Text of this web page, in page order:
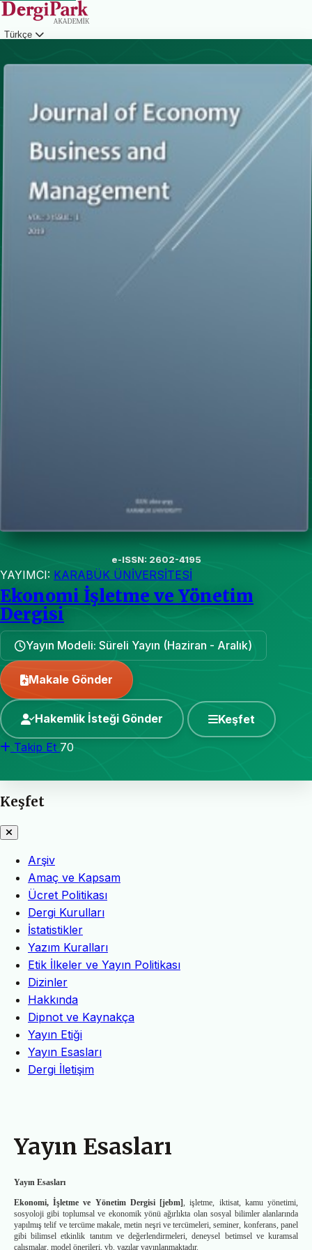
Türkçe
e-ISSN: 2602-4195
YAYIMCI: KARABÜK ÜNİVERSİTESİ
Ekonomi İşletme ve Yönetim
Dergisi
Yayın Modeli: Süreli Yayın (Haziran - Aralık)
Makale Gönder
Hakemlik İsteği Gönder Keşfet
Takip Et 70
Keşfet
Arşiv
Amaç ve Kapsam
Ücret Politikası
Dergi Kurulları
İstatistikler
Yazım Kuralları
Etik İlkeler ve Yayın Politikası
Dizinler
Hakkında
Dipnot ve Kaynakça
Yayın Etiği
Yayın Esasları
Dergi İletişim
Yayın Esasları
Yayın Esasları
Ekonomi, İşletme ve Yönetim Dergisi [jebm] , işletme, iktisat, kamu yönetimi,
sosyoloji gibi toplumsal ve ekonomik yönü ağırlıkta olan sosyal bilimler alanlarında
yapılmış telif ve tercüme makale, metin neşri ve tercümeleri, seminer, konferans, panel
gibi bilimsel etkinlik tanıtım ve değerlendirmeleri, deneysel betimsel ve kuramsal
çalışmalar, model önerileri, vb. yazılar yayınlanmaktadır.